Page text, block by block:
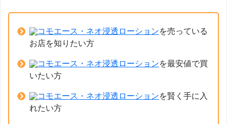
コモエース・ネオ浸透ローションを売っている
お店を知りたい方
コモエース・ネオ浸透ローションを最安値で買
いたい方
コモエース・ネオ浸透ローションを賢く手に入
れたい方